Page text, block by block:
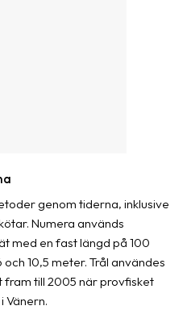
genom tiderna, inklusive
Numera används
med en fast längd på 100
10,5 meter. Trål användes
till 2005 när provfisket
Vänern.